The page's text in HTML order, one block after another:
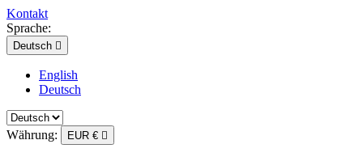
Kontakt
Sprache:
Deutsch 
English
Deutsch
Währung: EUR € 